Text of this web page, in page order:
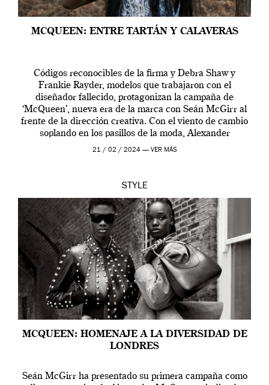
MCQUEEN: ENTRE TARTÁN Y CALAVERAS
Códigos reconocibles de la firma y Debra Shaw y
Frankie Rayder, modelos que trabajaron con el
diseñador fallecido, protagonizan la campaña de
‘McQueen’, nueva era de la marca con Seán McGirr al
frente de la dirección creativa. Con el viento de cambio
soplando en los pasillos de la moda, Alexander
McQueen se prepara para una […]
21 / 02 / 2024 — VER MÁS
STYLE
MCQUEEN: HOMENAJE A LA DIVERSIDAD DE
LONDRES
Seán McGirr ha presentado su primera campaña como